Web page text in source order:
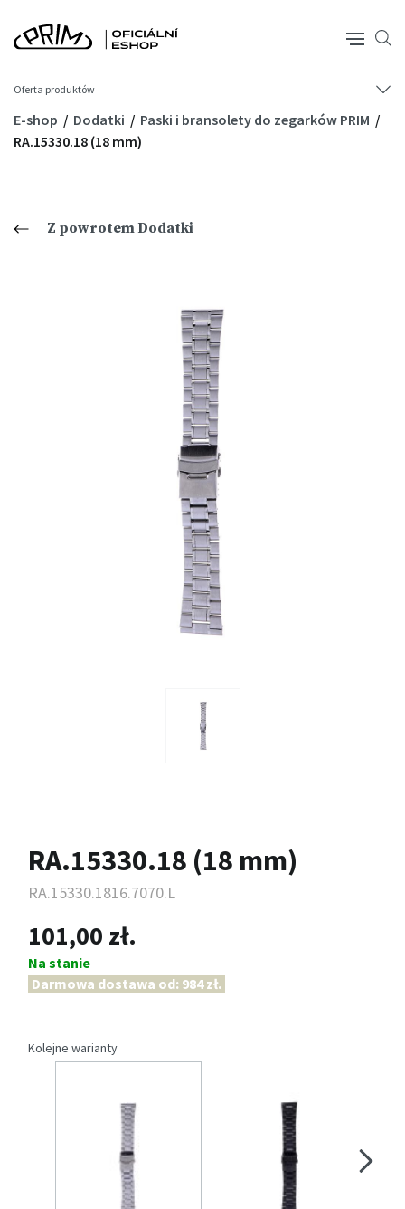
Oferta produktów
E-shop Dodatki
Paski i bransolety do zegarków PRIM
RA.15330.18 (18 mm)
Z powrotem Dodatki
RA.15330.18 (18 mm)
RA.15330.1816.7070.L
101,00 zł.
Na stanie
Darmowa dostawa od: 984 zł.
Kolejne warianty